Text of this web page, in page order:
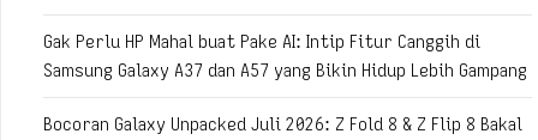
Gak Perlu HP Mahal buat Pake AI: Intip Fitur Canggih di
Samsung Galaxy A37 dan A57 yang Bikin Hidup Lebih Gampang
Bocoran Galaxy Unpacked Juli 2026: Z Fold 8 & Z Flip 8 Bakal